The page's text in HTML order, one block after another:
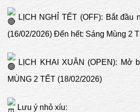
LỊCH NGHỈ TẾT (OFF): Bắt đầu
(16/02/2026) Đến hết: Sáng Mùng 2
LỊCH KHAI XUÂN (OPEN): Mở
MÙNG 2 TẾT (18/02/2026)
Lưu ý nhỏ xíu: